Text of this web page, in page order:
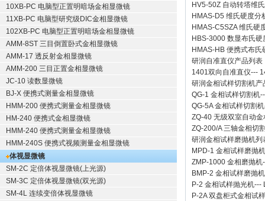
10XB-PC 电脑型正置明暗场金相显微镜
11XB-PC 电脑型研究级DIC金相显微镜
102XB-PC 电脑型正置明暗场金相显微镜
AMM-8ST 三目倒置卧式金相显微镜
AMM-17 透反射金相显微镜
AMM-200 三目正置金相显微镜
JC-10 读数显微镜
BJ-X 便携式测量金相显微镜
HMM-200 便携式测量金相显微镜
HM-240 便携式金相显微镜
HMM-240 便携式测量金相显微镜
HMM-240S 便携式视频测量金相显微镜
体视显微镜
SM-2C 定倍体视显微镜(上光源)
SM-3C 定倍体视显微镜(双光源)
SM-4L 连续变倍体视显微镜
HV5-50Z 自动转塔维
HMAS-D5 维氏硬度分
HMAS-C5SZA 维氏硬
HBS-3000 数显布氏硬
HMAS-HB 便携式布氏
研润自准直仪产品列表
1401双向自准直仪---
研润金相试样切割机产
QG-1 金相试样切割机
QG-5A 金相试样切割机
ZQ-40 无级双室自动金
ZQ-200/A 三轴金相切
研润金相试样磨抛机列
MPD-1 金相试样磨抛机
ZMP-1000 金相磨抛机
BMP-2 金相试样磨抛机
P-2 金相试样抛光机---
P-2A 双盘柜式金相试